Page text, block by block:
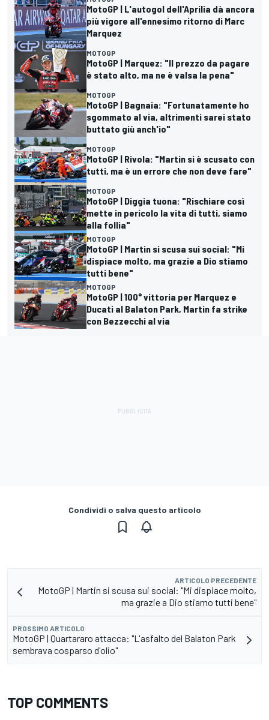
MotoGP | L'autogol dell'Aprilia dà ancora
più vigore all'ennesimo ritorno di Marc
Marquez
MOTOGP
MotoGP | Marquez: "Il prezzo da pagare
è stato alto, ma ne è valsa la pena"
MOTOGP
MotoGP | Bagnaia: "Fortunatamente ho
sgommato al via, altrimenti sarei stato
buttato giù anch'io"
MOTOGP
MotoGP | Rivola: "Martin si è scusato con
tutti, ma è un errore che non deve fare"
MOTOGP
MotoGP | Diggia tuona: "Rischiare così
mette in pericolo la vita di tutti, siamo
alla follia"
MOTOGP
MotoGP | Martin si scusa sui social: "Mi
dispiace molto, ma grazie a Dio stiamo
tutti bene"
MOTOGP
MotoGP | 100° vittoria per Marquez e
Ducati al Balaton Park, Martin fa strike
con Bezzecchi al via
Condividi o salva questo articolo
ARTICOLO PRECEDENTE
MotoGP | Martin si scusa sui social: "Mi dispiace molto,
ma grazie a Dio stiamo tutti bene"
PROSSIMO ARTICOLO
MotoGP | Quartararo attacca: "L'asfalto del Balaton Park
sembrava cosparso d'olio"
TOP COMMENTS